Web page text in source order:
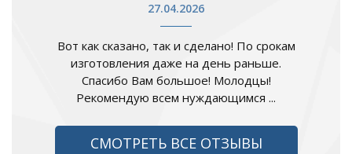
27.04.2026
Вот как сказано, так и сделано! По срокам
изготовления даже на день раньше.
Спасибо Вам большое! Молодцы!
Рекомендую всем нуждающимся ...
СМОТРЕТЬ ВСЕ ОТЗЫВЫ